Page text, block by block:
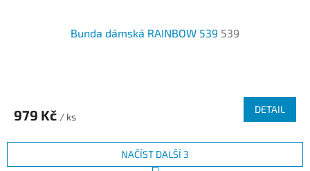
Bunda dámská RAINBOW 539 539
979 Kč / ks
DETAIL
NAČÍST DALŠÍ 3